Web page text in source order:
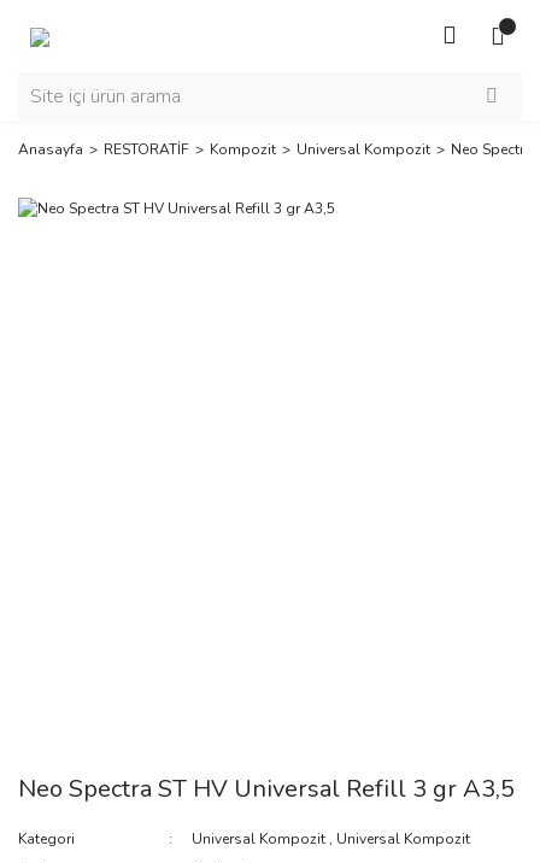
Anasayfa RESTORATİF Kompozit Universal Kompozit Neo Spectra
Neo Spectra ST HV Universal Refill 3 gr A3,5
Kategori Universal Kompozit , Universal Kompozit